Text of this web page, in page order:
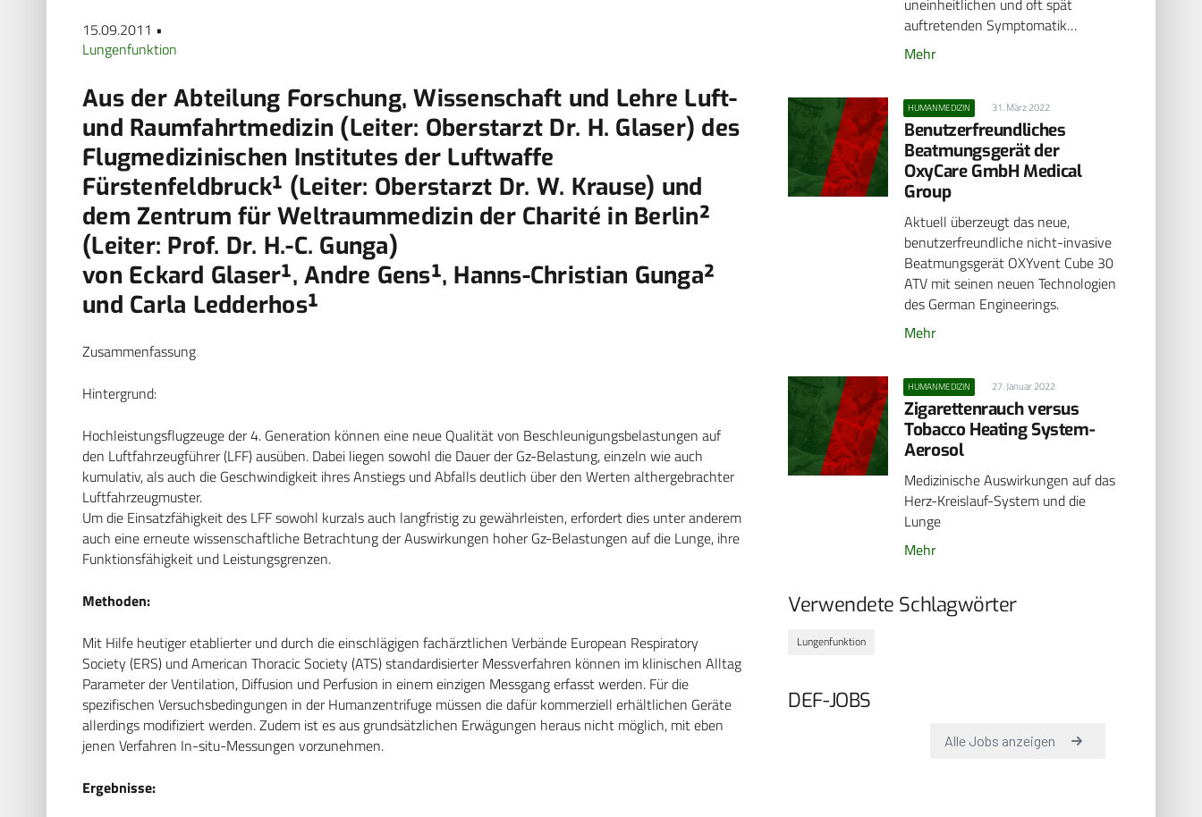
15.09.2011 •
Lungenfunktion
Aus der Abteilung Forschung, Wissenschaft und Lehre Luft-
und Raumfahrtmedizin (Leiter: Oberstarzt Dr. H. Glaser) des
Flugmedizinischen Institutes der Luftwaffe
Fürstenfeldbruck¹ (Leiter: Oberstarzt Dr. W. Krause) und
dem Zentrum für Weltraummedizin der Charité in Berlin²
(Leiter: Prof. Dr. H.-C. Gunga)
von Eckard Glaser¹, Andre Gens¹, Hanns-Christian Gunga²
und Carla Ledderhos¹
Zusammenfassung
Hintergrund:
Hochleistungsflugzeuge der 4. Generation können eine neue Qualität von Beschleunigungsbelastungen auf
den Luftfahrzeugführer (LFF) ausüben. Dabei liegen sowohl die Dauer der Gz-Belastung, einzeln wie auch
kumulativ, als auch die Geschwindigkeit ihres Anstiegs und Abfalls deutlich über den Werten althergebrachter
Luftfahrzeugmuster.
Um die Einsatzfähigkeit des LFF sowohl kurzals auch langfristig zu gewährleisten, erfordert dies unter anderem
auch eine erneute wissenschaftliche Betrachtung der Auswirkungen hoher Gz-Belastungen auf die Lunge, ihre
Funktionsfähigkeit und Leistungsgrenzen.
Methoden:
Mit Hilfe heutiger etablierter und durch die einschlägigen fachärztlichen Verbände European Respiratory
Society (ERS) und American Thoracic Society (ATS) standardisierter Messverfahren können im klinischen Alltag
Parameter der Ventilation, Diffusion und Perfusion in einem einzigen Messgang erfasst werden. Für die
spezifischen Versuchsbedingungen in der Humanzentrifuge müssen die dafür kommerziell erhältlichen Geräte
allerdings modifiziert werden. Zudem ist es aus grundsätzlichen Erwägungen heraus nicht möglich, mit eben
jenen Verfahren In-situ-Messungen vorzunehmen.
Ergebnisse:
uneinheitlichen und oft spät
auftretenden Symptomatik…
Mehr
HUMANMEDIZIN 31. März 2022
Benutzerfreundliches
Beatmungsgerät der
OxyCare GmbH Medical
Group
Aktuell überzeugt das neue,
benutzerfreundliche nicht-invasive
Beatmungsgerät OXYvent Cube 30
ATV mit seinen neuen Technologien
des German Engineerings.
Mehr
HUMANMEDIZIN 27. Januar 2022
Zigarettenrauch versus
Tobacco Heating System-
Aerosol
Medizinische Auswirkungen auf das
Herz-Kreislauf-System und die
Lunge
Mehr
Verwendete Schlagwörter
Lungenfunktion
DEF-JOBS